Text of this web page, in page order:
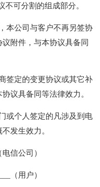
不可分割的组成部分。
本公司与客户不再另签协
附件，与本协议具备同
签定的变更协议或其它补
议具备同等法律效力。
或个人签定的凡涉及到电
发生效力。
信公司）
（用户）